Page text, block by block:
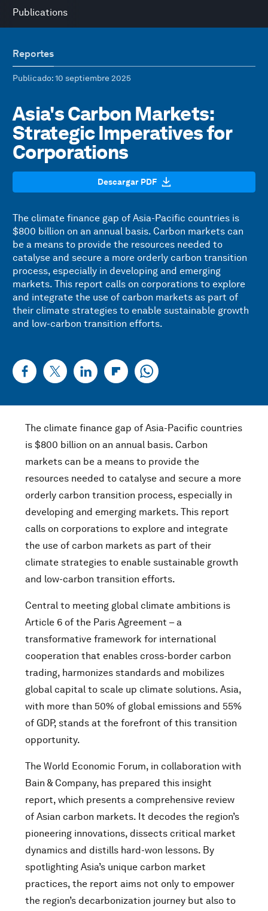
Publications
Reportes
Publicado: 10 septiembre 2025
Asia's Carbon Markets:
Strategic Imperatives for
Corporations
Descargar PDF
The climate finance gap of Asia-Pacific countries is
$800 billion on an annual basis. Carbon markets can
be a means to provide the resources needed to
catalyse and secure a more orderly carbon transition
process, especially in developing and emerging
markets. This report calls on corporations to explore
and integrate the use of carbon markets as part of
their climate strategies to enable sustainable growth
and low-carbon transition efforts.
The climate finance gap of Asia-Pacific countries
is $800 billion on an annual basis. Carbon
markets can be a means to provide the
resources needed to catalyse and secure a more
orderly carbon transition process, especially in
developing and emerging markets. This report
calls on corporations to explore and integrate
the use of carbon markets as part of their
climate strategies to enable sustainable growth
and low-carbon transition efforts.
Central to meeting global climate ambitions is
Article 6 of the Paris Agreement – a
transformative framework for international
cooperation that enables cross-border carbon
trading, harmonizes standards and mobilizes
global capital to scale up climate solutions. Asia,
with more than 50% of global emissions and 55%
of GDP, stands at the forefront of this transition
opportunity.
The World Economic Forum, in collaboration with
Bain & Company, has prepared this insight
report, which presents a comprehensive review
of Asian carbon markets. It decodes the region’s
pioneering innovations, dissects critical market
dynamics and distills hard-won lessons. By
spotlighting Asia’s unique carbon market
practices, the report aims not only to empower
the region’s decarbonization journey but also to